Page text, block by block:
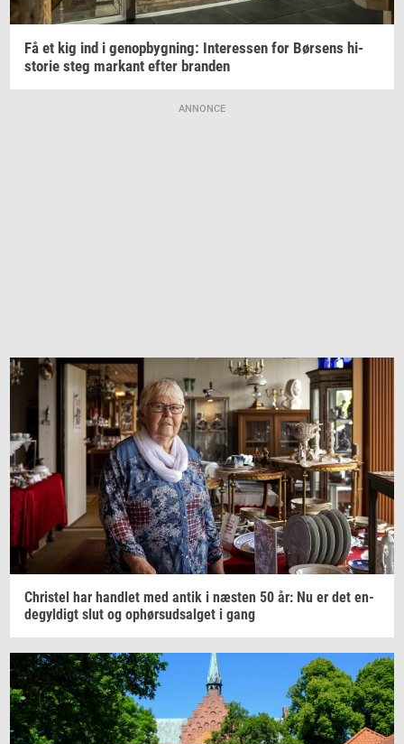
Få et kig ind i genop­byg­ning: In­ter­es­sen for Bør­sens hi­
sto­rie steg mar­kant efter bran­den
ANNONCE
Chri­stel har hand­let med antik i næ­sten 50 år: Nu er det en­
de­gyl­digt slut og op­hør­s­ud­sal­get i gang